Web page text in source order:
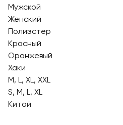
Мужской
Женский
Полиэстер
Красный
Оранжевый
Хаки
M, L, XL, XXL
S, M, L, XL
Китай